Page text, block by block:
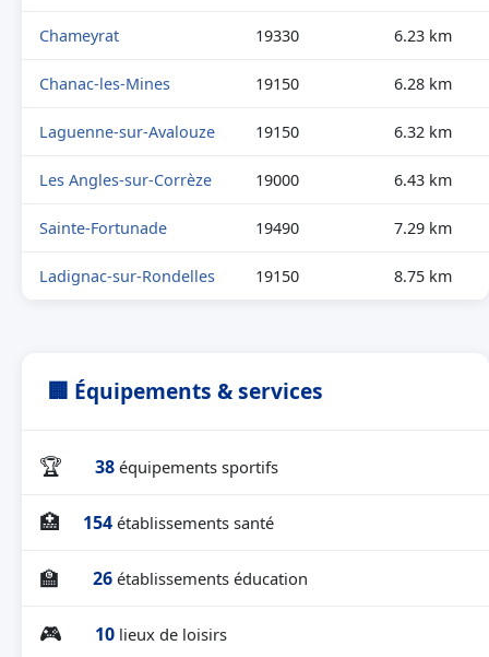
Chameyrat 19330 6.23 km
Chanac-les-Mines 19150 6.28 km
Laguenne-sur-Avalouze 19150 6.32 km
Les Angles-sur-Corrèze 19000 6.43 km
Sainte-Fortunade 19490 7.29 km
Ladignac-sur-Rondelles 19150 8.75 km
🏢 Équipements & services
🏆 38 équipements sportifs
🏥 154 établissements santé
🏫 26 établissements éducation
🎮 10 lieux de loisirs